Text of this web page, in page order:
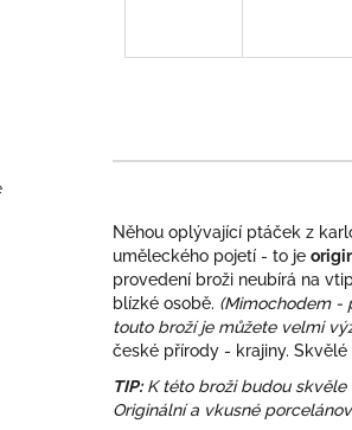
Něhou oplývající ptáček z
uměleckého pojetí - to je
provedení broži neubírá na
blízké osobě. (Mimochodem -
touto broží je můžete velmi
české přírody - krajiny.
TIP:K této broži budou skvěle
Originální a vkusné